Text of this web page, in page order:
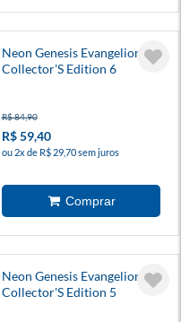
Neon Genesis Evangelion
Collector'S Edition 6
R$ 84,90
R$ 59,40
ou 2x de R$ 29,70 sem juros
Neon Genesis Evangelion
Collector'S Edition 5